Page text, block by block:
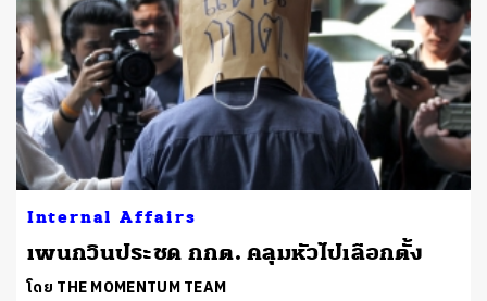
Internal Affairs
เพนกวินประชด กกต. คลุมหัวไปเลือกตั้ง
โดย THE MOMENTUM TEAM